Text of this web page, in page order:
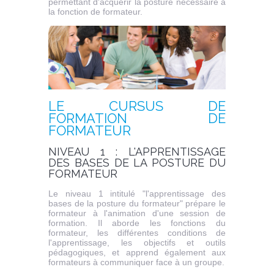
la fonction de formateur.
LE CURSUS DE
FORMATION DE
FORMATEUR
NIVEAU 1 : L'APPRENTISSAGE
DES BASES DE LA POSTURE DU
FORMATEUR
Le niveau 1 intitulé "l'apprentissage des
bases de la posture du formateur" prépare le
formateur à l'animation d'une session de
formation. Il aborde les fonctions du
formateur, les différentes conditions de
l'apprentissage, les objectifs et outils
pédagogiques, et apprend également aux
formateurs à communiquer face à un groupe.